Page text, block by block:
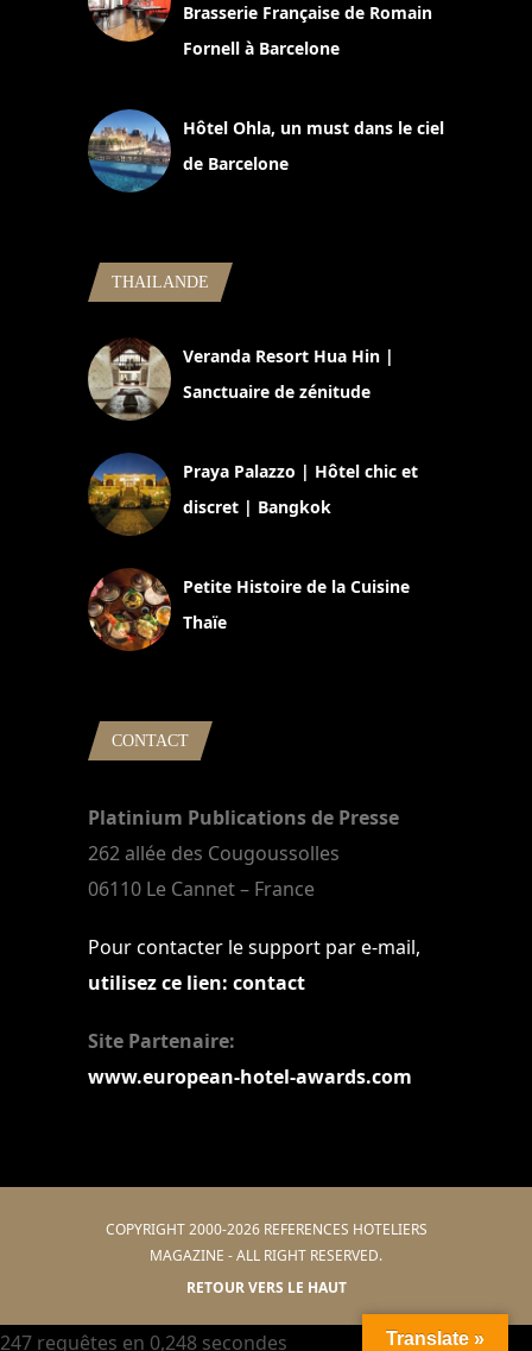
Brasserie Française de Romain
Fornell à Barcelone
Hôtel Ohla, un must dans le ciel
de Barcelone
THAILANDE
Veranda Resort Hua Hin |
Sanctuaire de zénitude
Praya Palazzo | Hôtel chic et
discret | Bangkok
Petite Histoire de la Cuisine
Thaïe
CONTACT
Platinium Publications de Presse
262 allée des Cougoussolles
06110 Le Cannet – France
Pour contacter le support par e-mail,
utilisez ce lien: contact
Site Partenaire:
www.european-hotel-awards.com
COPYRIGHT 2000-2026 REFERENCES HOTELIERS
MAGAZINE - ALL RIGHT RESERVED.
RETOUR VERS LE HAUT
Translate »
247 requêtes en 0,248 secondes